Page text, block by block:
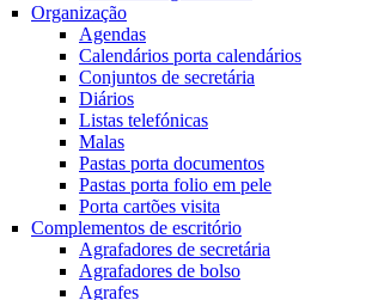
Organização
Agendas
Calendários porta calendários
Conjuntos de secretária
Diários
Listas telefónicas
Malas
Pastas porta documentos
Pastas porta folio em pele
Porta cartões visita
Complementos de escritório
Agrafadores de secretária
Agrafadores de bolso
Agrafes